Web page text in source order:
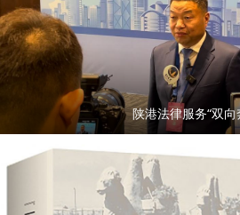
陕港法律服务“双向